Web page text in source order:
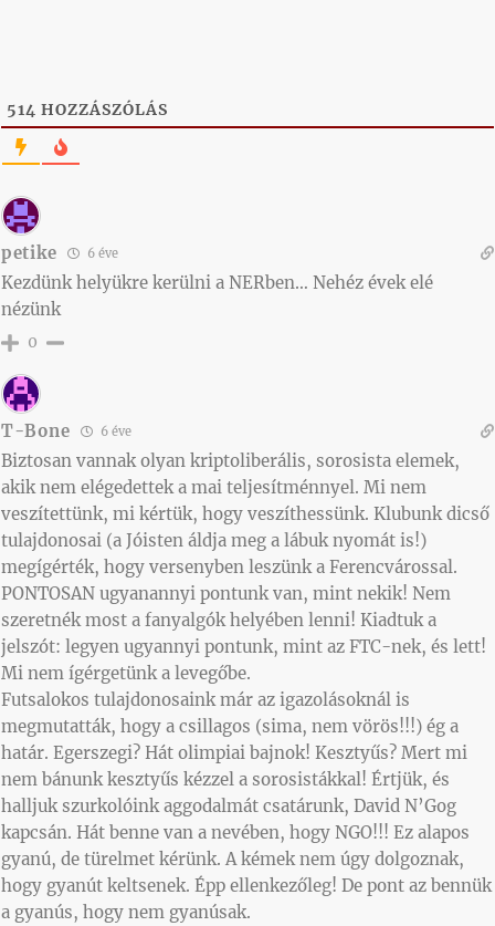
514 HOZZÁSZÓLÁS
petike 6 éve
Kezdünk helyükre kerülni a NERben… Nehéz évek elé
nézünk
0
T-Bone 6 éve
Biztosan vannak olyan kriptoliberális, sorosista elemek,
akik nem elégedettek a mai teljesítménnyel. Mi nem
veszítettünk, mi kértük, hogy veszíthessünk. Klubunk dicső
tulajdonosai (a Jóisten áldja meg a lábuk nyomát is!)
megígérték, hogy versenyben leszünk a Ferencvárossal.
PONTOSAN ugyanannyi pontunk van, mint nekik! Nem
szeretnék most a fanyalgók helyében lenni! Kiadtuk a
jelszót: legyen ugyannyi pontunk, mint az FTC-nek, és lett!
Mi nem ígérgetünk a levegőbe.
Futsalokos tulajdonosaink már az igazolásoknál is
megmutatták, hogy a csillagos (sima, nem vörös!!!) ég a
határ. Egerszegi? Hát olimpiai bajnok! Kesztyűs? Mert mi
nem bánunk kesztyűs kézzel a sorosistákkal! Értjük, és
halljuk szurkolóink aggodalmát csatárunk, David N’Gog
kapcsán. Hát benne van a nevében, hogy NGO!!! Ez alapos
gyanú, de türelmet kérünk. A kémek nem úgy dolgoznak,
hogy gyanút keltsenek. Épp ellenkezőleg! De pont az bennük
a gyanús, hogy nem gyanúsak.